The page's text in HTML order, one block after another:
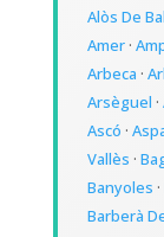
Alòs De
Amer·
Arbeca ·
Arsèguel ·
Ascó ·
Vallès ·
Banyoles ·
Barberà